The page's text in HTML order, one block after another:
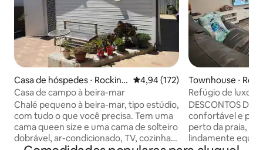
Casa de hóspedes ⋅ Rocking
ham
4,94 de uma avaliação média de
4,94 (172)
Casa de campo à beira-mar
Chalé pequeno à beira-mar, tipo estúdio,
com tudo o que você precisa. Tem uma
cama queen size e uma cama de solteiro
dobrável, ar-condicionado, TV, cozinha
Townhouse ⋅
Refúgio de luxo
pôr do sol e
DESCONTOS
confortável e
perto da praia,
lindamente